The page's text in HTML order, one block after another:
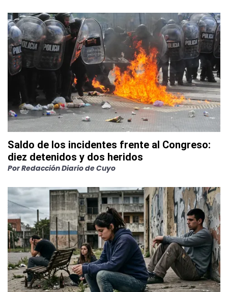
Saldo de los incidentes frente al Congreso:
diez detenidos y dos heridos
PorRedacción Diario de Cuyo